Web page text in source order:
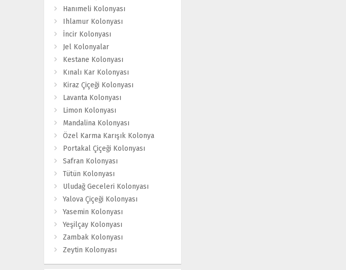
Hanımeli Kolonyası
Ihlamur Kolonyası
İncir Kolonyası
Jel Kolonyalar
Kestane Kolonyası
Kınalı Kar Kolonyası
Kiraz Çiçeği Kolonyası
Lavanta Kolonyası
Limon Kolonyası
Mandalina Kolonyası
Özel Karma Karışık Kolonya
Portakal Çiçeği Kolonyası
Safran Kolonyası
Tütün Kolonyası
Uludağ Geceleri Kolonyası
Yalova Çiçeği Kolonyası
Yasemin Kolonyası
Yeşilçay Kolonyası
Zambak Kolonyası
Zeytin Kolonyası